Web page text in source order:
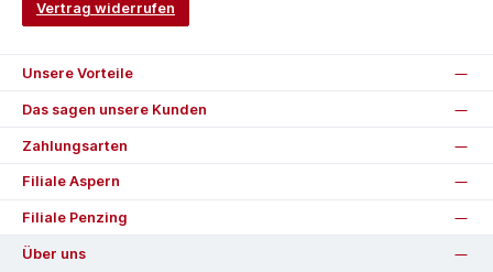
Vertrag widerrufen
Unsere Vorteile
Das sagen unsere Kunden
Zahlungsarten
Filiale Aspern
Filiale Penzing
Über uns